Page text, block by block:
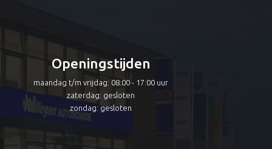
Openingstijden
maandag t/m vrijdag: 08:00 - 17:00 uur
zaterdag: gesloten
zondag: gesloten